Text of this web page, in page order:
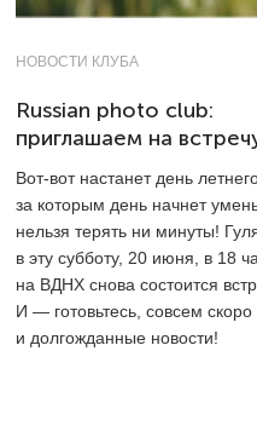
НОВОСТИ КЛУБА
Russian photo club:
приглашаем на
Вот-вот настанет день
за которым день начнет
нельзя терять ни минуты!
в эту субботу, 20 июня, в 18
на ВДНХ снова состоится
И — готовьтесь, совсем
и долгожданные новости!